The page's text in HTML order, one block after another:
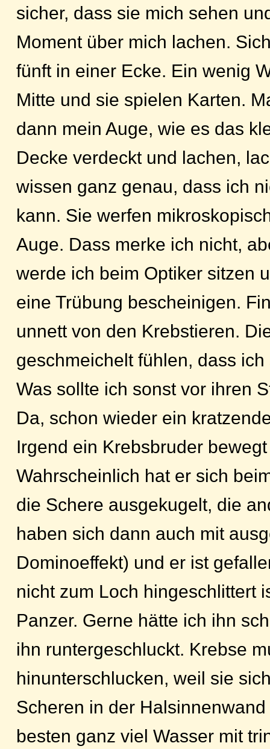
sicher, dass sie mich sehen
Moment über mich lachen.
fünft in einer Ecke. Ein wenig
Mitte und sie spielen Karten.
dann mein Auge, wie es das
Decke verdeckt und lachen,
wissen ganz genau, dass ich
kann. Sie werfen
Auge. Dass merke ich nicht,
werde ich beim Optiker sitzen
eine Trübung bescheinigen.
unnett von den Krebstieren.
geschmeichelt fühlen, dass
Was sollte ich sonst vor ihren
Da, schon wieder ein
Irgend ein Krebsbruder
Wahrscheinlich hat er sich
die Schere ausgekugelt, die
haben sich dann auch mit
Dominoeffekt) und er ist
nicht zum Loch hingeschlittert
Panzer. Gerne hätte ich ihn
ihn runtergeschluckt. Krebse
hinunterschlucken, weil sie
Scheren in der
besten ganz viel Wasser mit